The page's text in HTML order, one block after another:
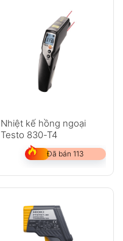
Nhiệt kế hồng ngoại
Testo 830-T4
Đã bán 113